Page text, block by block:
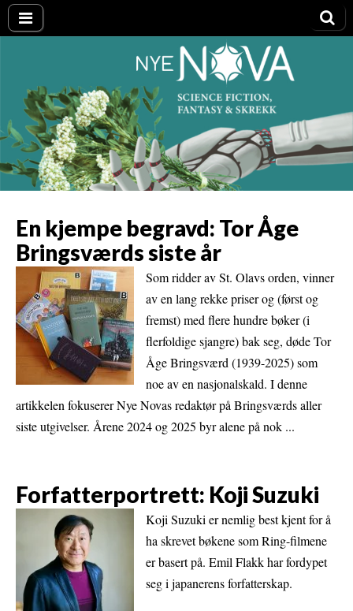
Nye NOVA
En kjempe begravd: Tor Åge
Bringsværds siste år
Som ridder av St. Olavs orden, vinner
av en lang rekke priser og (først og
fremst) med flere hundre bøker (i
flerfoldige sjangre) bak seg, døde Tor
Åge Bringsværd (1939-2025) som
noe av en nasjonalskald. I denne
artikkelen fokuserer Nye Novas redaktør på Bringsværds aller
siste utgivelser. Årene 2024 og 2025 byr alene på nok ...
Forfatterportrett: Koji Suzuki
Koji Suzuki er nemlig best kjent for å
ha skrevet bøkene som Ring-filmene
er basert på. Emil Flakk har fordypet
seg i japanerens forfatterskap.